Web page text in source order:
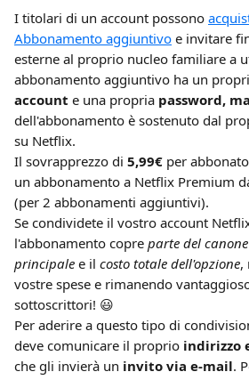
I titolari di un account possono
Abbonamento aggiuntivo e invitare
esterne al proprio nucleo familiare a
abbonamento aggiuntivo ha un
account e una propria password, ma
dell'abbonamento è sostenuto dal
su Netflix.
Il sovrapprezzo di 5,99€ per
un abbonamento a Netflix Premium
(per 2 abbonamenti aggiuntivi).
Se condividete il vostro account
l'abbonamento copre parte del
principale e il costo totale dell'opzione,
vostre spese e rimanendo
sottoscrittori! 😃
Per aderire a questo tipo di
deve comunicare il proprio indirizzo
che gli invierà un invito via e-mail.